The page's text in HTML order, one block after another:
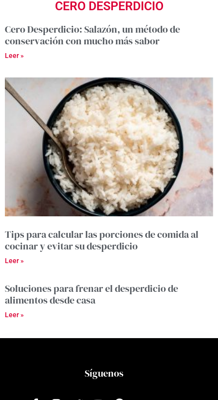
CERO DESPERDICIO
Cero Desperdicio: Salazón, un método de
conservación con mucho más sabor
Leer »
Tips para calcular las porciones de comida al
cocinar y evitar su desperdicio
Leer »
Soluciones para frenar el desperdicio de
alimentos desde casa
Leer »
Síguenos